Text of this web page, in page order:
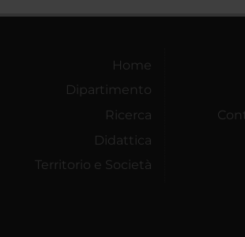
Home
Dipartimento
Ricerca
Didattica
Territorio e Società